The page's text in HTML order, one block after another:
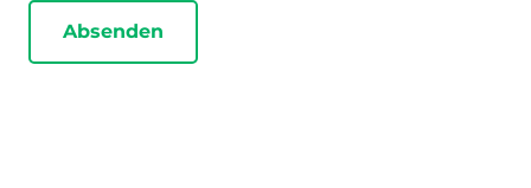
Absenden